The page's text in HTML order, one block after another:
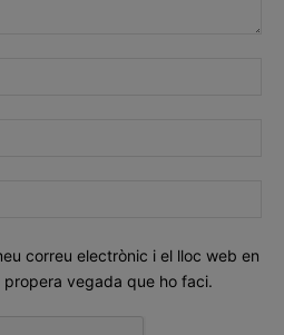
correu electrònic i el lloc web en
vegada que ho faci.